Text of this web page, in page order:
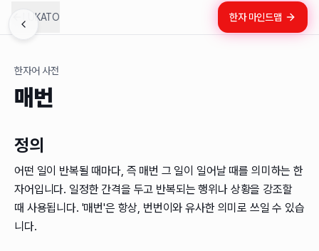
LUKATO 한자 마인드맵
한자어 사전
매번
정의
어떤 일이 반복될 때마다, 즉 매번 그 일이 일어날 때를 의미하는 한
자어입니다. 일정한 간격을 두고 반복되는 행위나 상황을 강조할
때 사용됩니다. '매번'은 항상, 번번이와 유사한 의미로 쓰일 수 있습
니다.